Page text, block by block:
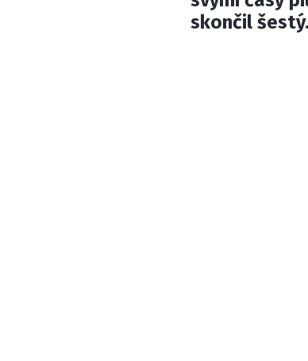
skončil šestý.